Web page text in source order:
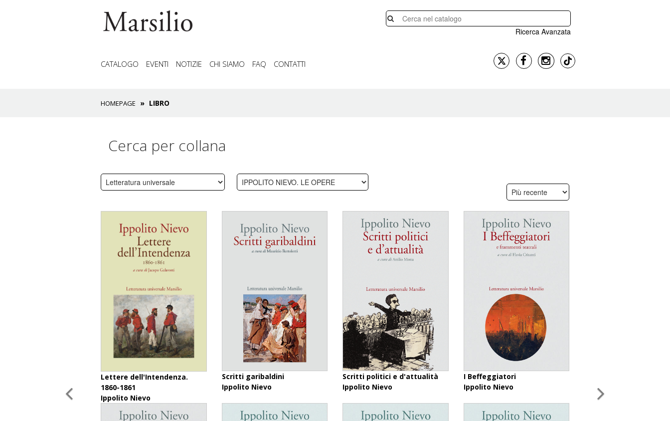
Ricerca Avanzata
CATALOGO EVENTI NOTIZIE CHI SIAMO FAQ CONTATTI
HOMEPAGE LIBRO
Cerca per collana
Lettere dell'Intendenza.
1860-1861
Ippolito Nievo
Scritti garibaldini
Ippolito Nievo
Scritti politici e d'attualità
Ippolito Nievo
I Beffeggiatori
Ippolito Nievo